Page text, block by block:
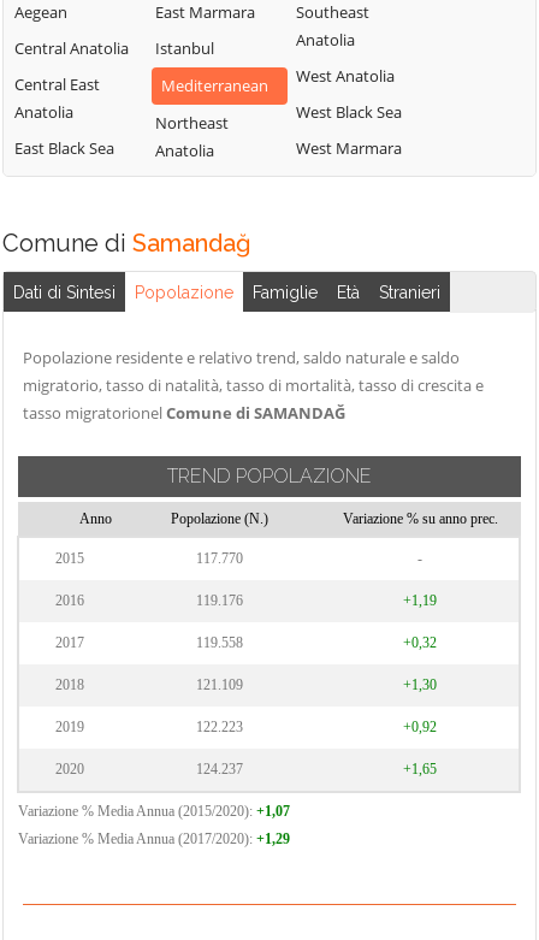
Aegean
Central Anatolia
Central East
Anatolia
East Black Sea
East Marmara
Istanbul
Mediterranean
Northeast
Anatolia
Southeast
Anatolia
West Anatolia
West Black Sea
West Marmara
Comune di Samandağ
Dati di Sintesi Popolazione Famiglie Età Stranieri
Popolazione residente e relativo trend, saldo naturale e saldo
migratorio, tasso di natalità, tasso di mortalità, tasso di crescita e
tasso migratorionelComune di SAMANDAĞ
TREND POPOLAZIONE
Anno Popolazione (N.) Variazione % su anno prec.
2015 117.770 -
2016 119.176 +1,19
2017 119.558 +0,32
2018 121.109 +1,30
2019 122.223 +0,92
2020 124.237 +1,65
Variazione % Media Annua (2015/2020): +1,07
Variazione % Media Annua (2017/2020): +1,29